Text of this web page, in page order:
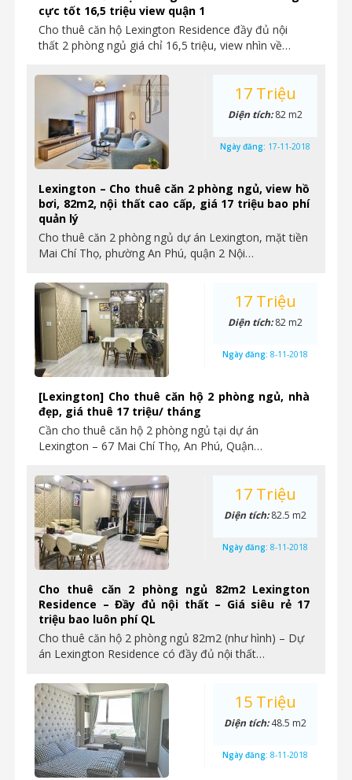
cực tốt 16,5 triệu view quận 1
Cho thuê căn hộ Lexington Residence đầy đủ nội
thất 2 phòng ngủ giá chỉ 16,5 triệu, view nhìn về…
Lexington – Cho thuê căn 2 phòng ngủ, view hồ
bơi, 82m2, nội thất cao cấp, giá 17 triệu bao phí
quản lý
Cho thuê căn 2 phòng ngủ dự án Lexington, mặt tiền
Mai Chí Thọ, phường An Phú, quận 2 Nội…
17 Triệu
Diện tích:82 m2
Ngày đăng: 17-11-2018
[Lexington] Cho thuê căn hộ 2 phòng ngủ, nhà
đẹp, giá thuê 17 triệu/ tháng
Cần cho thuê căn hộ 2 phòng ngủ tại dự án
Lexington – 67 Mai Chí Thọ, An Phú, Quận…
17 Triệu
Diện tích:82 m2
Ngày đăng: 8-11-2018
Cho thuê căn 2 phòng ngủ 82m2 Lexington
Residence – Đầy đủ nội thất – Giá siêu rẻ 17
triệu bao luôn phí QL
Cho thuê căn hộ 2 phòng ngủ 82m2 (như hình) – Dự
án Lexington Residence có đầy đủ nội thất…
17 Triệu
Diện tích:82.5 m2
Ngày đăng: 8-11-2018
15 Triệu
Diện tích:48.5 m2
Ngày đăng: 8-11-2018